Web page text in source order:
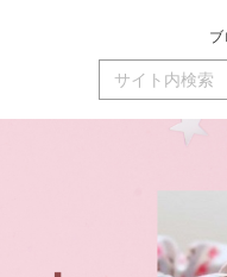
ブ